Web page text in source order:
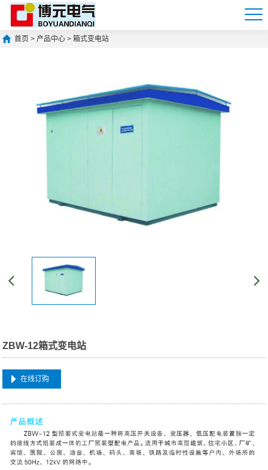
首页 >产品中心>箱式变电站
ZBW-12箱式变电站
在线订购